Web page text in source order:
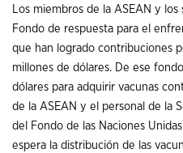
Los miembros de la ASEAN y
Fondo de respuesta para el
que han logrado contribuciones
millones de dólares. De ese
dólares para adquirir vacunas
de la ASEAN y el personal de la
del Fondo de las Naciones
espera la distribución de las